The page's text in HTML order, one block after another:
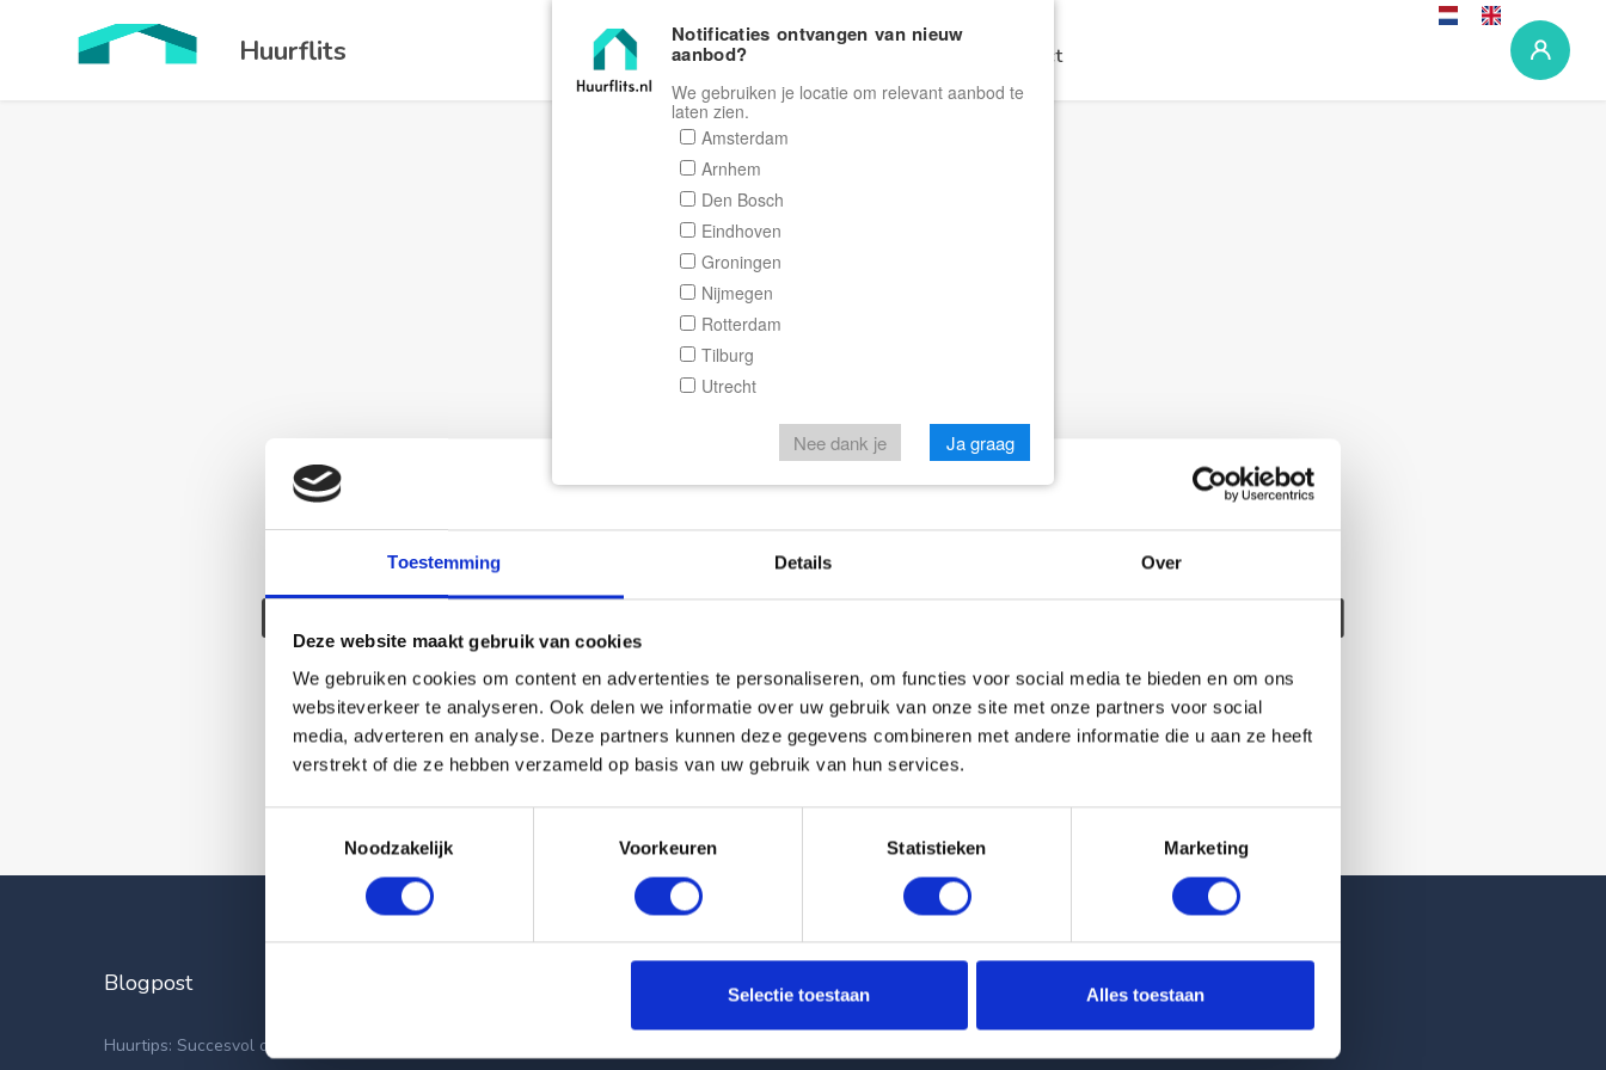
Toestemming Details Over
Deze website maakt gebruik van cookies
We gebruiken cookies om content en advertenties te personaliseren, om functies voor social media te bieden en om ons
websiteverkeer te analyseren. Ook delen we informatie over uw gebruik van onze site met onze partners voor social
media, adverteren en analyse. Deze partners kunnen deze gegevens combineren met andere informatie die u aan ze heeft
verstrekt of die ze hebben verzameld op basis van uw gebruik van hun services.
Noodzakelijk
Voorkeuren Statistieken Marketing
Selectie toestaan Alles toestaan
Huurflits Home Zoeken Contact
Deze woning is helaas verhuurd/verwijderd
Pagina niet gevonden
Terug naar woningoverzicht
Blogpost
Huurtips: Succesvol op zoek naar een nieuwe
Reviews
Notificaties ontvangen van nieuw
aanbod?
We gebruiken je locatie om relevant aanbod te
laten zien.
Amsterdam
Arnhem
Den Bosch
Eindhoven
Groningen
Nijmegen
Rotterdam
Tilburg
Utrecht
Nee dank je Ja graag